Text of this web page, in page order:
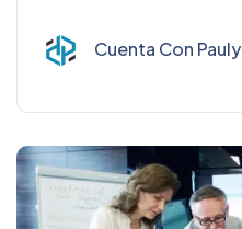
Cuenta Con Pauly